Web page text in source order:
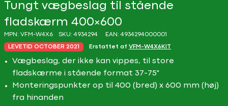
Tungt vægbeslag til stående
fladskærm 400×600
MPN: VFM-W4X6 SKU:4934294 EAN:4934294000001
LEVETID OCTOBER 2021 Erstattet af VFM-W4X6KIT
Vægbeslag, der ikke kan vippes, til store
fladskærme i stående format 37-75"
Monteringspunkter op til 400 (bred) x 600 mm (høj)
fra hinanden